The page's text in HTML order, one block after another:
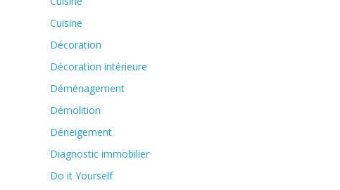
Cuisine
Décoration
Décoration intérieure
Déménagement
Démolition
Déneigement
Diagnostic immobilier
Do it Yourself